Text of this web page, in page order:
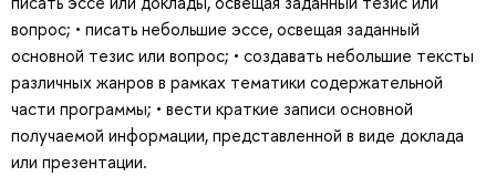
вопрос; • писать небольшие эссе, освещая заданный
основной тезис или вопрос; • создавать небольшие тексты
различных жанров в рамках тематики содержательной
части программы; • вести краткие записи основной
получаемой информации, представленной в виде доклада
или презентации.